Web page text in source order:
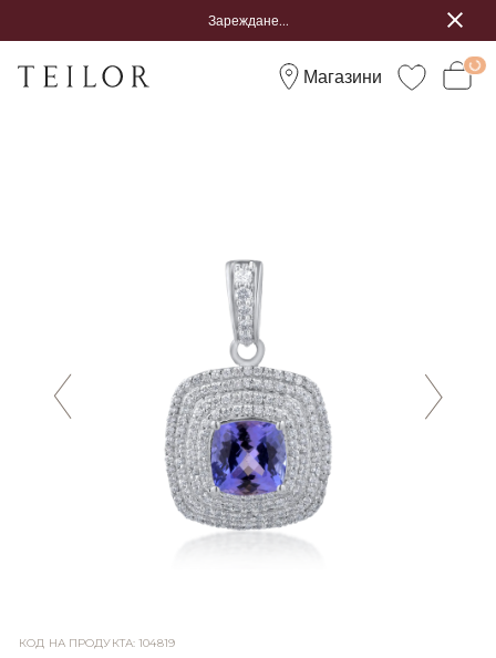
Зареждане...
Магазини
КОД НА ПРОДУКТА:104819